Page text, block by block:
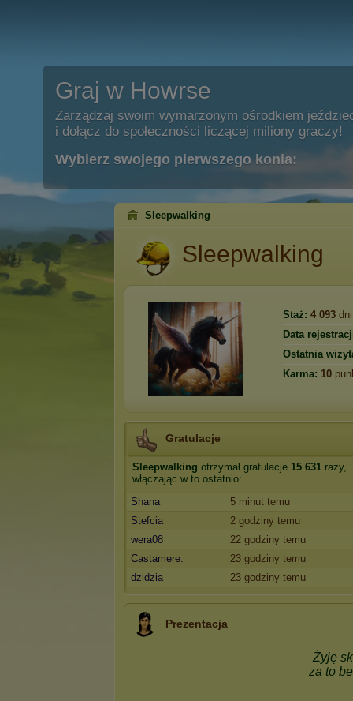
Graj w Howrse
Zarządzaj swoim wymarzonym ośrodkiem
i dołącz do społeczności liczącej miliony graczy!
Wybierz swojego pierwszego konia:
Sleepwalking
Sleepwalking
Staż: 4 093 dni
Data
Ostatnia
Karma: 10
Gratulacje
Sleepwalking otrzymał gratulacje 15 631 razy,
włączając w to ostatnio:
Shana
5 minut temu
Stefcia
2 godziny temu
wera08
22 godziny temu
Castamere.
23 godziny temu
dzidzia
23 godziny temu
Prezentacja